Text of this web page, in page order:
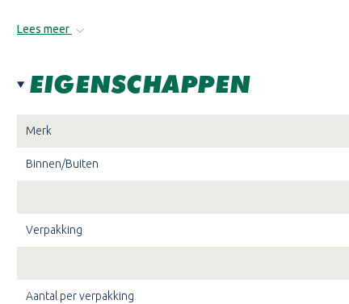
Lees meer
EIGENSCHAPPEN
Merk
Binnen/Buiten
Verpakking
Aantal per verpakking